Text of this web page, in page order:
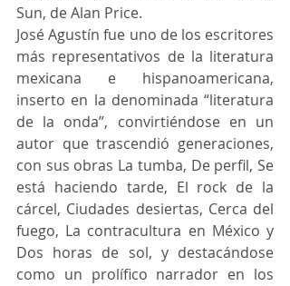
Sun, de Alan Price.
José Agustín fue uno de los escritores
más representativos de la literatura
mexicana e hispanoamericana,
inserto en la denominada “literatura
de la onda”, convirtiéndose en un
autor que trascendió generaciones,
con sus obras La tumba, De perfil, Se
está haciendo tarde, El rock de la
cárcel, Ciudades desiertas, Cerca del
fuego, La contracultura en México y
Dos horas de sol, y destacándose
como un prolífico narrador en los